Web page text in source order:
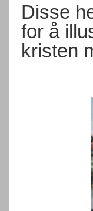
Disse
for å
kristen